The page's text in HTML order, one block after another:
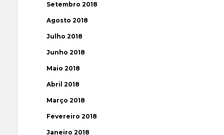
Setembro 2018
Agosto 2018
Julho 2018
Junho 2018
Maio 2018
Abril 2018
Março 2018
Fevereiro 2018
Janeiro 2018